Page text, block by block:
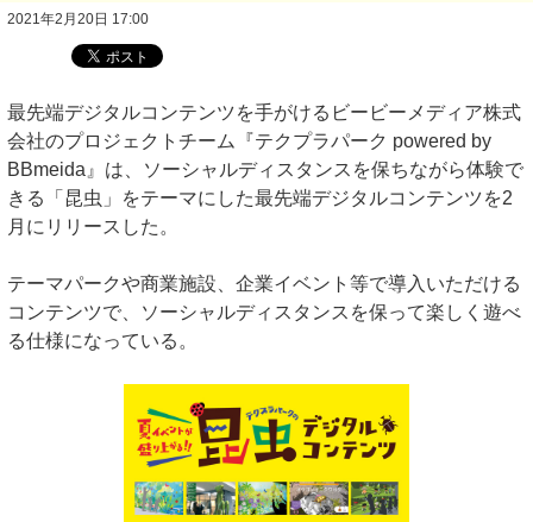
2021年2月20日 17:00
最先端デジタルコンテンツを手がけるビービーメディア株式
会社のプロジェクトチーム『テクプラパーク powered by
BBmeida』は、ソーシャルディスタンスを保ちながら体験で
きる「昆虫」をテーマにした最先端デジタルコンテンツを2
月にリリースした。
テーマパークや商業施設、企業イベント等で導入いただける
コンテンツで、ソーシャルディスタンスを保って楽しく遊べ
る仕様になっている。